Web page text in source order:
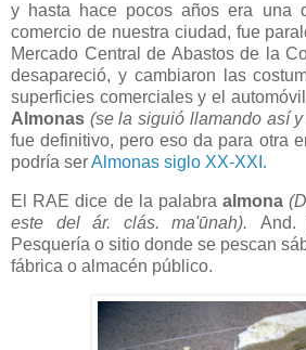
y hasta hace pocos años era una
comercio de nuestra ciudad, fue
Mercado Central de Abastos de la
desapareció, y cambiaron las
superficies comerciales y el
Almonas (se la siguió llamando así
fue definitivo, pero eso da para otra
podría serAlmonas siglo XX-XXI.
El RAE dice de la palabra almona
este del ár. clás. ma'ūnah). And.
Pesquería o sitio donde se pescan
fábrica o almacén público.